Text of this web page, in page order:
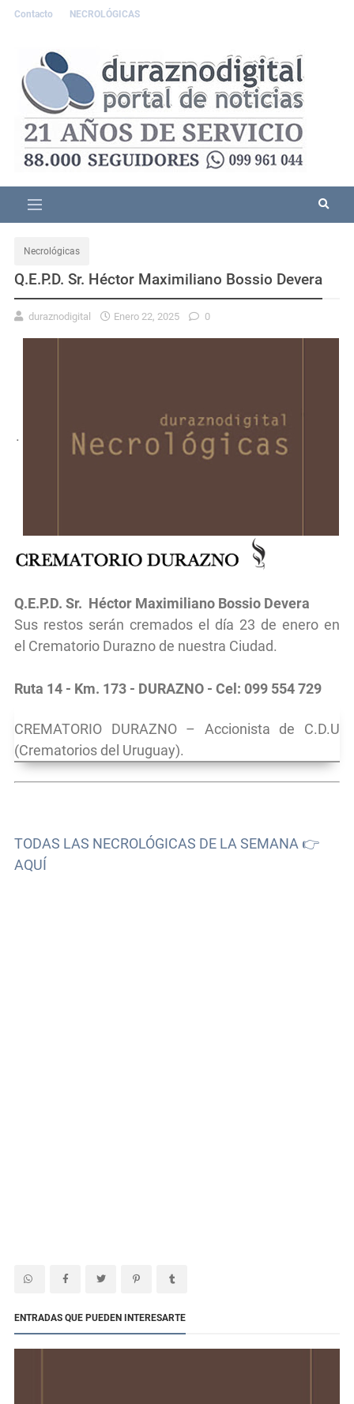
Contacto NECROLÓGICAS
Necrológicas
Q.E.P.D. Sr. Héctor Maximiliano Bossio Devera
duraznodigital Enero 22, 2025 0
.
Q.E.P.D. Sr. Héctor Maximiliano Bossio Devera
Sus restos serán cremados el día 23 de enero en
el Crematorio Durazno de nuestra Ciudad.
Ruta 14 - Km. 173 - DURAZNO - Cel: 099 554 729
CREMATORIO DURAZNO – Accionista de C.D.U
(Crematorios del Uruguay).
TODAS LAS NECROLÓGICAS DE LA SEMANA 👉
AQUÍ
ENTRADAS QUE PUEDEN INTERESARTE